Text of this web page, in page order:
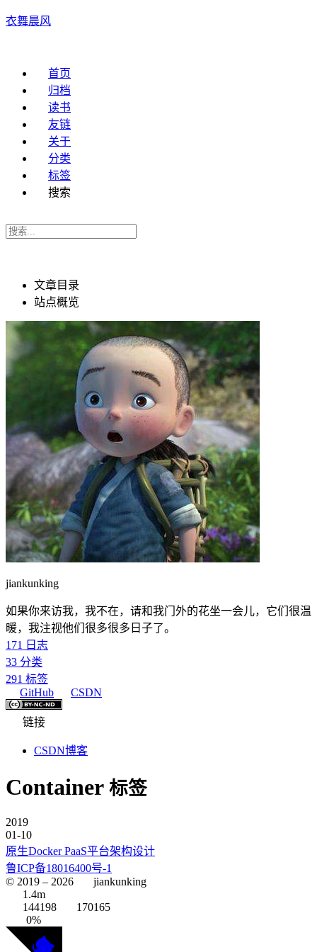
衣舞晨风
首页
归档
读书
友链
关于
分类
标签
搜索
文章目录
站点概览
jiankunking
如果你来访我，我不在，请和我门外的花坐一会儿，它们很温
暖，我注视他们很多很多日子了。
171
日志
33 分类
291 标签
GitHub
CSDN
链接
CSDN博客
Container 标签
2019
01-10
原生Docker PaaS平台架构设计
鲁ICP备18016400号-1
© 2019 – 2026
jiankunking
1.4m
144198
170165
0%